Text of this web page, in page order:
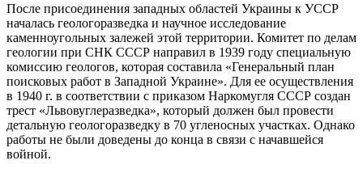
После присоединения западных областей Украины к УССР
началась геологоразведка и научное исследование
каменноугольных залежей этой территории. Комитет по делам
геологии при СНК СССР направил в 1939 году специальную
комиссию геологов, которая составила «Генеральный план
поисковых работ в Западной Украине». Для ее осуществления
в 1940 г. в соответствии с приказом Наркомугля СССР создан
трест «Львовуглеразведка», который должен был провести
детальную геологоразведку в 70 угленосных участках. Однако
работы не были доведены до конца в связи с начавшейся
войной.